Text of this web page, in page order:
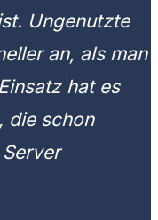
Ungenutzte
an, als man
hat es
die schon